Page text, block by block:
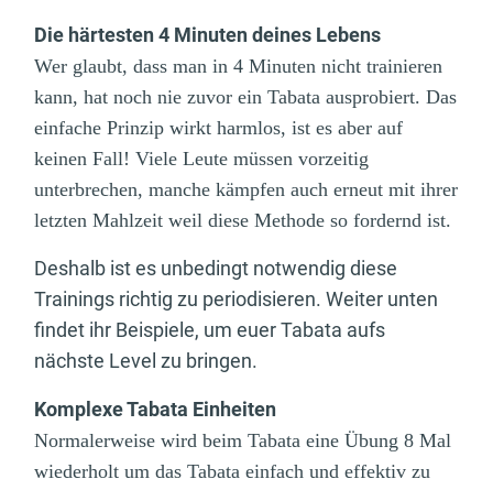
Die härtesten 4 Minuten deines Lebens
Wer glaubt, dass man in 4 Minuten nicht trainieren
kann, hat noch nie zuvor ein Tabata ausprobiert. Das
einfache Prinzip wirkt harmlos, ist es aber auf
keinen Fall! Viele Leute müssen vorzeitig
unterbrechen, manche kämpfen auch erneut mit ihrer
letzten Mahlzeit weil diese Methode so fordernd ist.
Deshalb ist es unbedingt notwendig diese
Trainings richtig zu periodisieren. Weiter unten
findet ihr Beispiele, um euer Tabata aufs
nächste Level zu bringen.
Komplexe Tabata Einheiten
Normalerweise wird beim Tabata eine Übung 8 Mal
wiederholt um das Tabata einfach und effektiv zu